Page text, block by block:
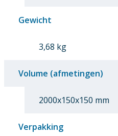
Gewicht
3,68 kg
Volume (afmetingen)
2000x150x150 mm
Verpakking